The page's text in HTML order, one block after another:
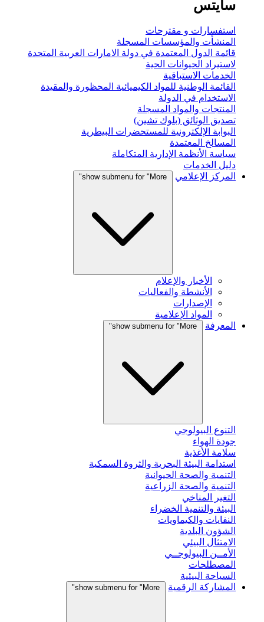
سايتس
استفسارات و مقترحات
المنشأت والمؤسسات المسجلة
قائمة الدول المعتمدة في دولة الامارات العربية المتحدة
لاستيراد الحيوانات الحية
الخدمات الاستباقية
القائمة الوطنية للمواد الكيميائية المحظورة والمقيدة
الاستخدام في الدولة
المنتجات والمواد المسجلة
تصديق الوثائق (بلوك تشين)
البوابة الإلكترونية للمستحضرات البيطرية
المسالخ المعتمدة
سياسة الأنظمة الإدارية المتكاملة
دليل الخدمات
المركز الإعلامي
show submenu for "More"
الأخبار والإعلام
الأنشطة والفعاليات
الإصدارات
المواد الإعلامية
المعرفة
show submenu for "More"
التنوع البيولوجي
جودة الهواء
سلامة الأغذية
استدامة البيئة البحرية والثروة السمكية
التنمية والصحة الحيوانية
التنمية والصحة الزراعية
التغير المناخي
البيئة والتنمية الخضراء
النفايات والكيماويات
الشؤون البلدية
الامتثال البيئي
الأمــن البيولوجــي
المصطلحات
السياحة البيئية
المشاركة الرقمية
show submenu for "More"